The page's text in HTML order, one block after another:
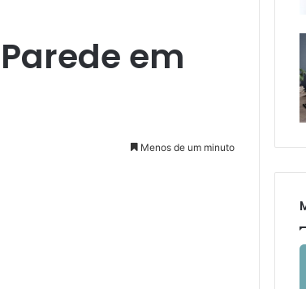
em
Menos de um minuto